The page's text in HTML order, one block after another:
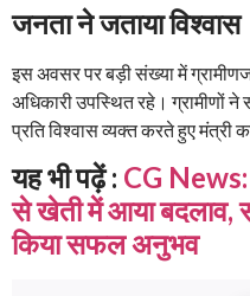
जनता ने जताया विश्वास
इस अवसर पर बड़ी संख्या में
अधिकारी उपस्थित रहे। ग्रामीणों
प्रति विश्वास व्यक्त करते हुए मंत्री
यह भी पढ़ें : CG News:
से खेती में आया बदलाव,
किया सफल अनुभव